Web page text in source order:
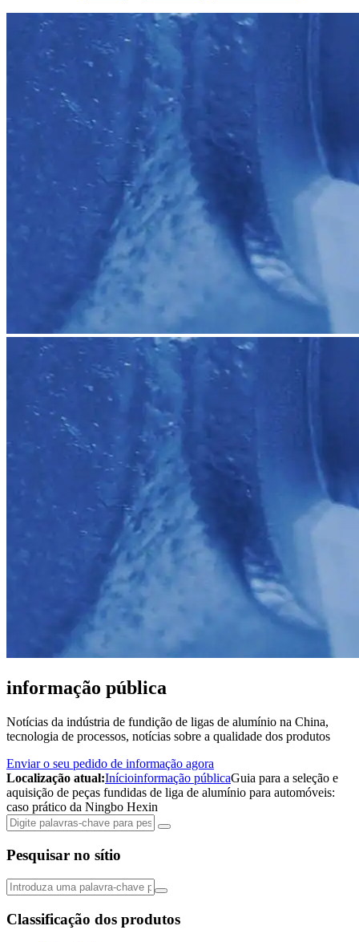
informação pública
Notícias da indústria de fundição de ligas de alumínio na China,
tecnologia de processos, notícias sobre a qualidade dos produtos
Enviar o seu pedido de informação agora
Localização atual:Inícioinformação públicaGuia para a seleção e
aquisição de peças fundidas de liga de alumínio para automóveis:
caso prático da Ningbo Hexin
Pesquisar no sítio
Classificação dos produtos